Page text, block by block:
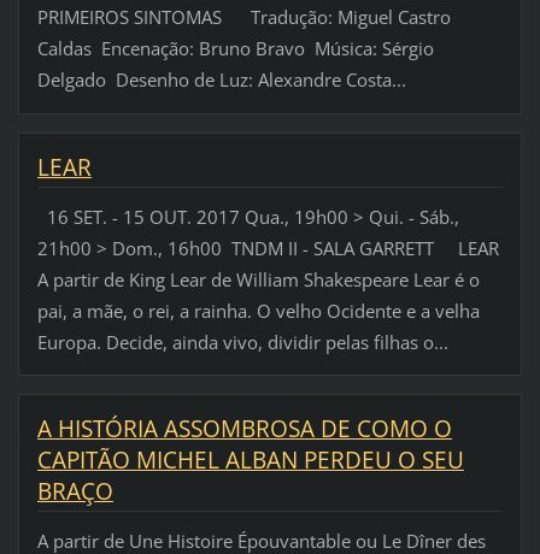
PRIMEIROS SINTOMAS Tradução: Miguel Castro
Caldas Encenação: Bruno Bravo Música: Sérgio
Delgado Desenho de Luz: Alexandre Costa...
LEAR
16 SET. - 15 OUT. 2017 Qua., 19h00 > Qui. - Sáb.,
21h00 > Dom., 16h00 TNDM II - SALA GARRETT LEAR
A partir de King Lear de William Shakespeare Lear é o
pai, a mãe, o rei, a rainha. O velho Ocidente e a velha
Europa. Decide, ainda vivo, dividir pelas filhas o...
A HISTÓRIA ASSOMBROSA DE COMO O
CAPITÃO MICHEL ALBAN PERDEU O SEU
BRAÇO
A partir de Une Histoire Épouvantable ou Le Dîner des